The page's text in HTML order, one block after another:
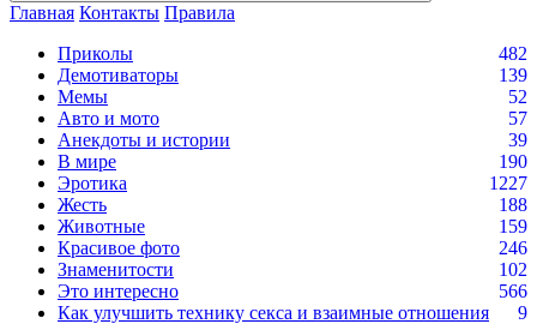
Главная Контакты Правила
Приколы
482
Демотиваторы
139
Мемы
52
Авто и мото
57
Анекдоты и истории
39
В мире
190
Эротика
1227
Жесть
188
Животные
159
Красивое фото
246
Знаменитости
102
Это интересно
566
Как улучшить технику секса и взаимные отношения
9